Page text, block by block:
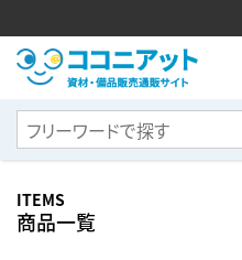
ITEMS
商品一覧